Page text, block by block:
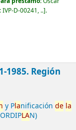
IVP-D-00241, .. .
1985. Región
y Planificación de la
LAN)